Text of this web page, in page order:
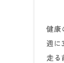
健康
週に
走る